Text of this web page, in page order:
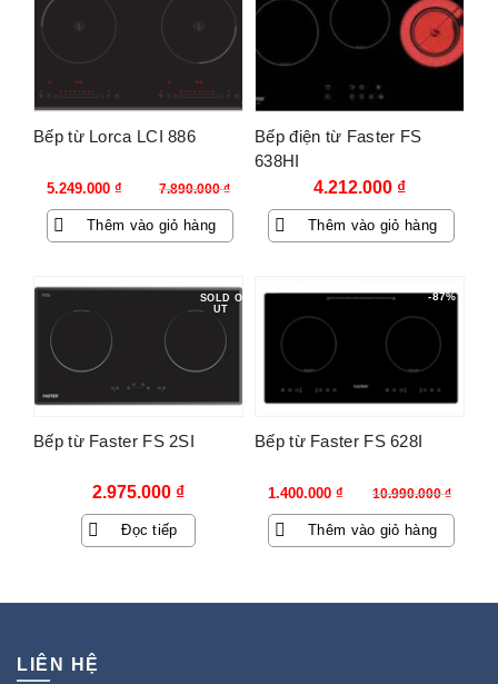
Bếp từ Lorca LCI 886
7.890.000₫
Giá
gốc
là:
5.249.000 ₫
Giá
hiện
tại
Thêm vào giỏ hàng
Bếp điện từ Faster FS
638HI
4.212.000 ₫
Thêm vào giỏ hàng
SOLD O
UT
Bếp từ Faster FS 2SI
2.975.000 ₫
Đọc tiếp
-87%
Bếp từ Faster FS 628I
10.990.000₫
Giá
gốc
là:
1.400.000 ₫
Giá
hiện
tại
Thêm vào giỏ hàng
LIÊN HỆ